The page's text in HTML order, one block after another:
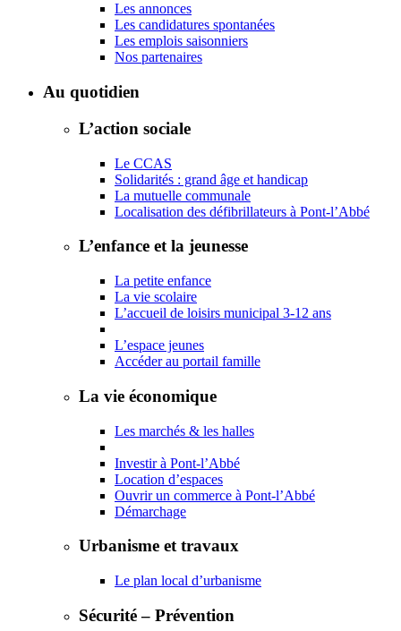
Les annonces
Les candidatures spontanées
Les emplois saisonniers
Nos partenaires
Au quotidien
L’action sociale
Le CCAS
Solidarités : grand âge et handicap
La mutuelle communale
Localisation des défibrillateurs à Pont-l’Abbé
L’enfance et la jeunesse
La petite enfance
La vie scolaire
L’accueil de loisirs municipal 3-12 ans
L’espace jeunes
Accéder au portail famille
La vie économique
Les marchés & les halles
Investir à Pont-l’Abbé
Location d’espaces
Ouvrir un commerce à Pont-l’Abbé
Démarchage
Urbanisme et travaux
Le plan local d’urbanisme
Sécurité – Prévention